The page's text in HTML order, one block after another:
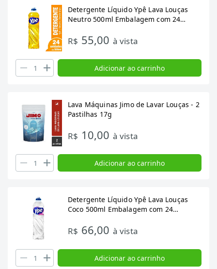
Detergente Líquido Ypê Lava Louças
Neutro 500ml Embalagem com 24
R$ 55,00 à vista
Adicionar ao carrinho
Lava Máquinas Jimo de Lavar Louças - 2
Pastilhas 17g
R$ 10,00 à vista
Adicionar ao carrinho
Detergente Líquido Ypê Lava Louças
Coco 500ml Embalagem com 24
R$ 66,00 à vista
Adicionar ao carrinho